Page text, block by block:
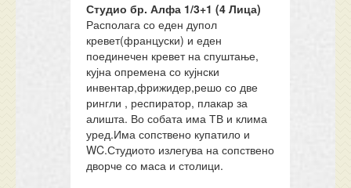
Студио бр. Алфа 1/3+1 (4 Лица)
Располага со еден дупол
кревет(француски) и еден
поединечен кревет на спуштање,
кујна опремена со кујнски
инвентар,фрижидер,решо со две
рингли , респиратор, плакар за
алишта. Во собата има ТВ и клима
уред.Има сопствено купатило и
WC.Студиото излегува на сопствено
дворче со маса и столици.